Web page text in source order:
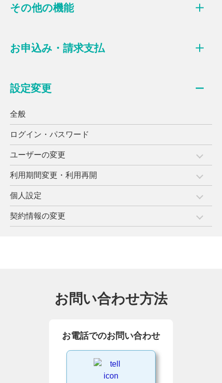
その他の機能
お申込み・請求支払
設定変更
全般
ログイン・パスワード
ユーザーの変更
利用期間変更・利用再開
個人設定
契約情報の変更
お問い合わせ方法
お電話でのお問い合わせ